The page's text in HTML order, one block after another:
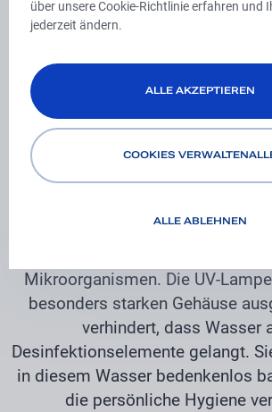
über unsere Cookie-Richtlinie erfahren und
jederzeit ändern.
ALLE AKZEPTIEREN
COOKIES
ALLE ABLEHNEN
AKVANTIS
PREMIUM
Die Wasserdesinfektion mit der
HOME mit Schirm bekämpft
Mikroorganismen. Die UV-
besonders starken Gehäuse
verhindert, dass Wasser
Desinfektionselemente gelangt.
in diesem Wasser bedenkenlos
die persönliche Hygiene